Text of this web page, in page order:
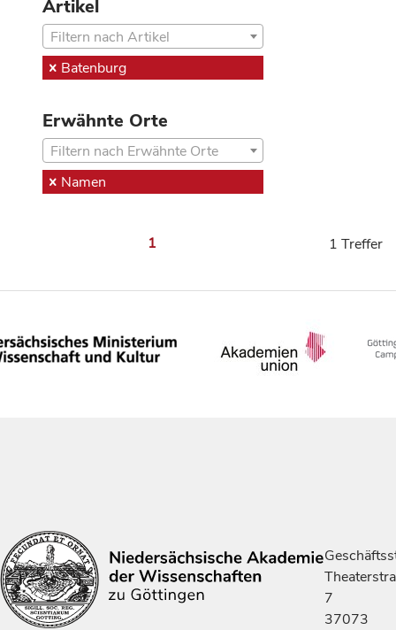
Artikel
Filtern nach Artikel
Batenburg
Erwähnte Orte
Filtern nach Erwähnte Orte
Namen
1 1 Treffer
7
37073